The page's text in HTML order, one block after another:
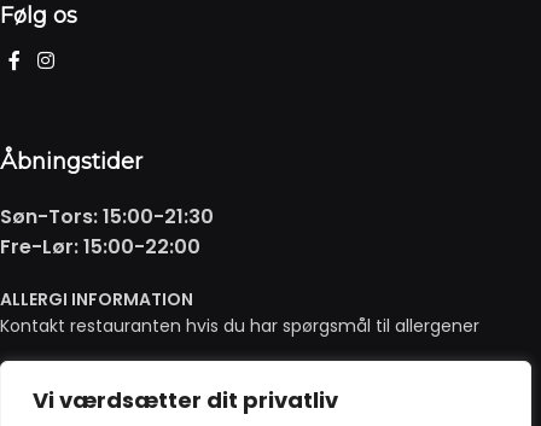
Vi værdsætter dit privatliv
Følg os
Åbningstider
Søn-Tors: 15:00-21:30
Fre-Lør: 15:00-22:00
ALLERGI INFORMATION
Kontakt restauranten hvis du har spørgsmål til allergener